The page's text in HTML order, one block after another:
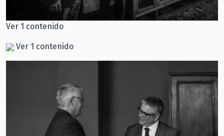
Ver 1 contenido
Ver 1 contenido